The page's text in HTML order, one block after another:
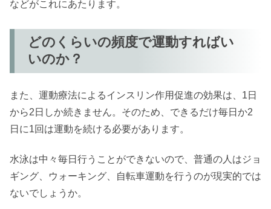
などがこれにあたります。
どのくらいの頻度で運動すればい
いのか？
また、運動療法によるインスリン作用促進の効果は、1日
から2日しか続きません。そのため、できるだけ毎日か2
日に1回は運動を続ける必要があります。
水泳は中々毎日行うことができないので、普通の人はジョ
ギング、ウォーキング、自転車運動を行うのが現実的では
ないでしょうか。